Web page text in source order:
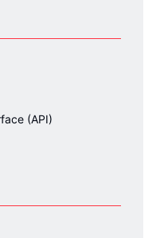
(API)